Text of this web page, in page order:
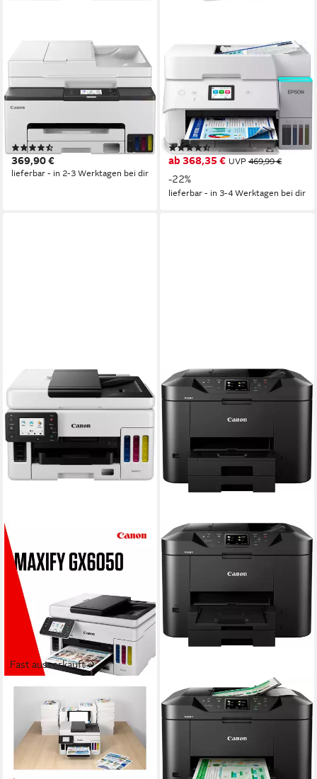
Multifunktionsdrucker
600 x 1200 dpi
Tintendruck Druckverfahren
(3)
369,90 €
lieferbar - in 2-3 Werktagen bei dir
EPSON
Multifunktionsdrucker
4800 x 1200 dpi Auflösung s/w Druck
4800 x 1200 dpi Auflösung Farb Druck
1200 x 2400 dpi Auflösung Scan
(4)
ab 368,35 € UVP 469,99 €
-22%
lieferbar - in 3-4 Werktagen bei dir
Fast ausverkauft
MAXIFY GX6050
Tintenstrahldrucker
1200 x 600 dpi Auflösung Farb Druck
1200 x 1200 dpi Auflösung Scan
Tintendruck Druckverfahren
CANON
MAXIFY MB2750
Multifunktionsdrucker
1200 x 1200 dpi Auflösung Scan
Tintenstrahl Druckverfahren